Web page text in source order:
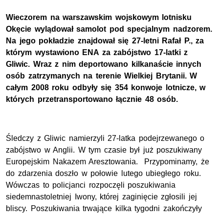
Wieczorem na warszawskim wojskowym lotnisku
Okęcie wylądował samolot pod specjalnym nadzorem.
Na jego pokładzie znajdował się 27-letni Rafał P., za
którym wystawiono ENA za zabójstwo 17-latki z
Gliwic. Wraz z nim deportowano kilkanaście innych
osób zatrzymanych na terenie Wielkiej Brytanii. W
całym 2008 roku odbyły się 354 konwoje lotnicze, w
których przetransportowano łącznie 48 osób.
Śledczy z Gliwic namierzyli 27-latka podejrzewanego o
zabójstwo w Anglii. W tym czasie był już poszukiwany
Europejskim Nakazem Aresztowania. Przypominamy, że
do zdarzenia doszło w połowie lutego ubiegłego roku.
Wówczas to policjanci rozpoczęli poszukiwania
siedemnastoletniej Iwony, której zaginięcie zgłosili jej
bliscy. Poszukiwania trwające kilka tygodni zakończyły